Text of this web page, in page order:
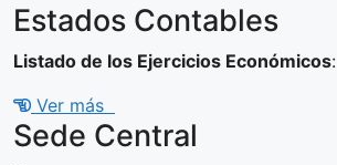
Estados Contables​
Listado de los Ejercicios Económicos:
Ver más
Sede Central